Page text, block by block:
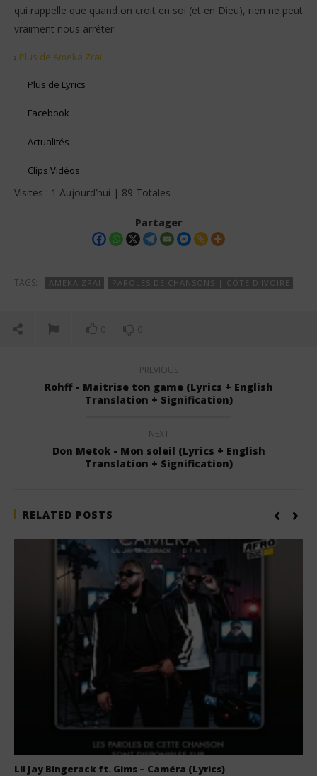
qui rappelle que quand on croit en soi (et en Dieu), rien ne peut
vraiment nous arrêter.
› Plus de Ameka Zrai
Plus de Lyrics
Facebook
Actualités
Clips Vidéos
Visites : 1 Aujourd’hui | 89 Totales
Partager
TAGS: AMEKA ZRAI PAROLES DE CHANSONS | CÔTE D'IVOIRE
0 0
PREVIOUS
Rohff - Maitrise ton game (Lyrics + English
Translation + Signification)
NEXT
Don Metok - Mon soleil (Lyrics + English
Translation + Signification)
RELATED POSTS
Lil Jay Bingerack ft. Gims – Caméra (Lyrics)